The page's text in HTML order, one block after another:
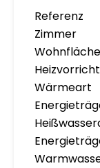
Referenz
Zimmer
Wohnfläche
Wärmeart